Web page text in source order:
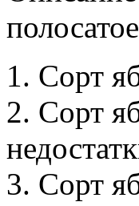
1. Сорт
2. Сорт
3. Сорт